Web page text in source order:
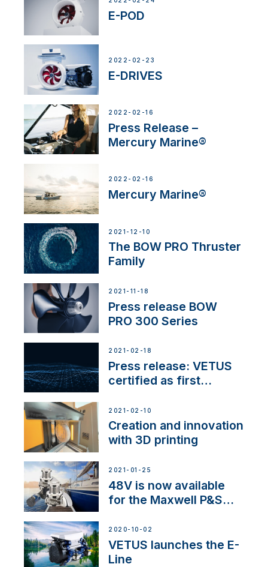
E-POD
2022-02-23
E-DRIVES
2022-02-16
Press Release –
Mercury Marine®
2022-02-16
Mercury Marine®
2021-12-10
The BOW PRO Thruster
Family
2021-11-18
Press release BOW
PRO 300 Series
2021-02-18
Press release: VETUS
certified as first
NMEA 2000
2021-02-10
Creation and innovation
with 3D printing
2021-01-25
48V is now available
for the Maxwell P&S
2020-10-02
VETUS launches the E-
Line